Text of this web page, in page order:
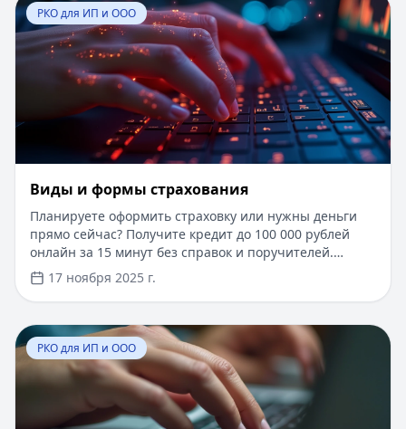
оформлении кредита. Успейте воспользоваться
выгодными условиями прямо сейчас.
РКО для ИП и ООО
​Виды и формы страхования
Планируете оформить страховку или нужны деньги
прямо сейчас? Получите кредит до 100 000 рублей
онлайн за 15 минут без справок и поручителей.
Одобрение 98%, первый займ под 0%, нужен только
паспорт. А пока познакомьтесь с актуальным обзором
страховых продуктов 2025 года и узнайте, как
защитить себя и свое имущество.
17 ноября 2025 г.
Перейти к статье:Расчетный счет в Зенитбанк для
РКО для ИП и ООО